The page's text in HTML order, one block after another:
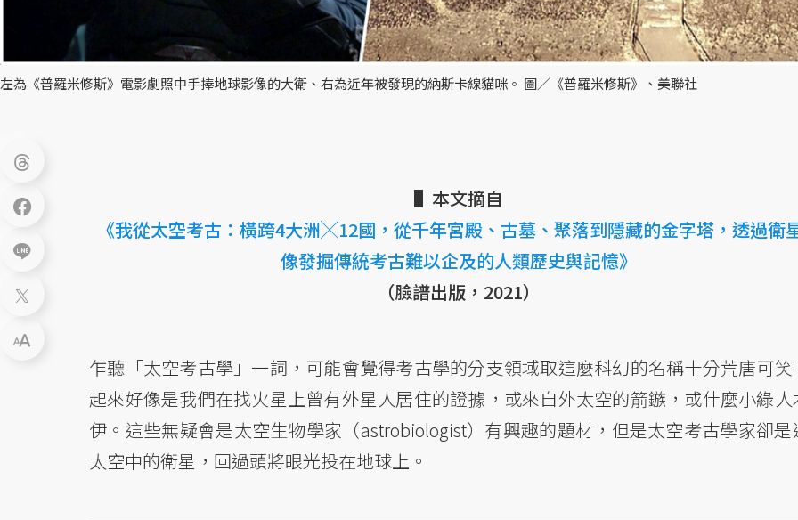
左為《普羅米修斯》電影劇照中手捧地球影像的大衛、右為近年被發現的納斯卡線貓咪。 圖／《普羅米修斯》、美聯社
▌本文摘自
《我從太空考古：橫跨4大洲╳12國，從千年宮殿、古墓、聚落到隱藏的金字塔，透過衛
像發掘傳統考古難以企及的人類歷史與記憶》
（臉譜出版，2021）
乍聽「太空考古學」一詞，可能會覺得考古學的分支領域取這麼科幻的名稱十分荒唐可笑
起來好像是我們在找火星上曾有外星人居住的證據，或來自外太空的箭鏃，或什麼小綠人
伊。這些無疑會是太空生物學家（astrobiologist）有興趣的題材，但是太空考古學家卻是
太空中的衛星，回過頭將眼光投在地球上。